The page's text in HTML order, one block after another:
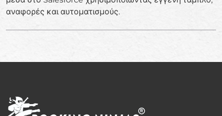
αναφορές και αυτοματισμούς.